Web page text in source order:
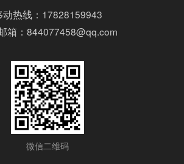
动热线：17828159943
箱：844077458@qq.com
微信二维码